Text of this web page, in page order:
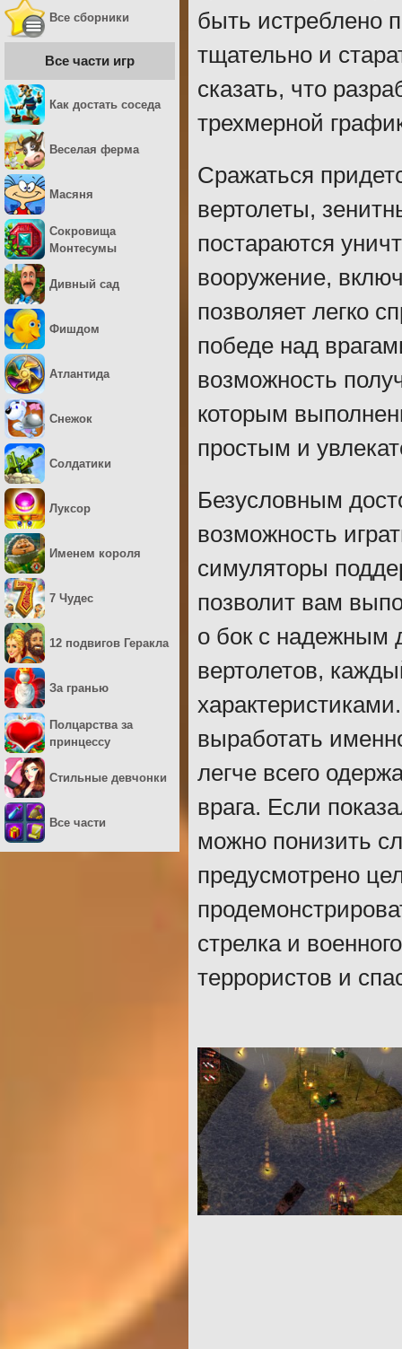
быть истреблено
тщательно и
сказать, что
трехмерной
Сражаться
вертолеты,
постараются
вооружение,
позволяет легко
победе над
возможность
которым
простым и
Безусловным
возможность
симуляторы
позволит вам
о бок с надежным
вертолетов,
выработать
легче всего
врага. Если
можно понизить
предусмотрено
стрелка и
террористов и
Все сборники
Все части игр
Как достать соседа
Веселая ферма
Масяня
Сокровища
Монтесумы
Дивный сад
Фишдом
Атлантида
Снежок
Солдатики
Луксор
Именем короля
7 Чудес
12 подвигов Геракла
За гранью
Полцарства за
принцессу
Стильные девчонки
Все части